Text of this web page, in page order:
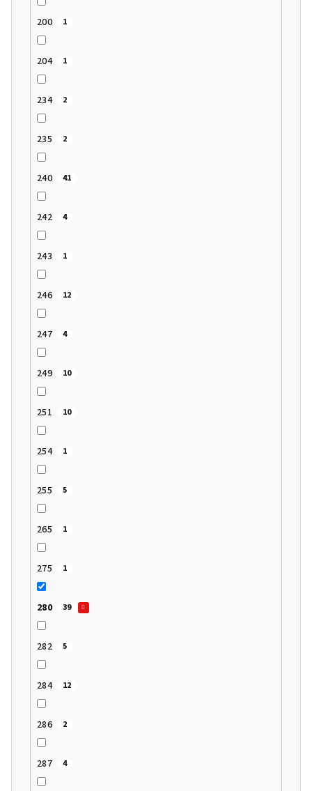
200 1
204 1
234 2
235 2
240 41
242 4
243 1
246 12
247 4
249 10
251 10
254 1
255 5
265 1
275 1
280 39
282 5
284 12
286 2
287 4